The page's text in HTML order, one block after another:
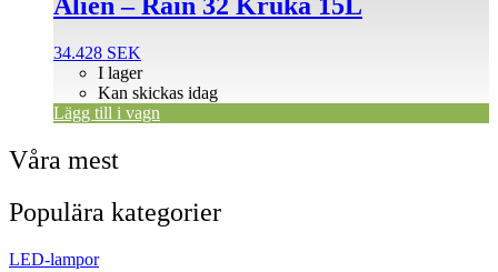
34.428 SEK
I lager
Kan skickas idag
Lägg till i vagn
Våra mest
Populära kategorier
LED-lampor